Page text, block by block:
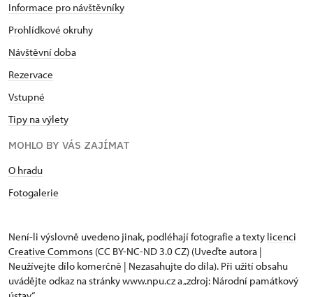
Informace pro návštěvníky
Prohlídkové okruhy
Návštěvní doba
Rezervace
Vstupné
Tipy na výlety
MOHLO BY VÁS ZAJÍMAT
O hradu
Fotogalerie
Není-li výslovně uvedeno jinak, podléhají fotografie a texty licenci
Creative Commons (CC BY-NC-ND 3.0 CZ) (Uveďte autora |
Neužívejte dílo komerčně | Nezasahujte do díla). Při užití obsahu
uvádějte odkaz na stránky www.npu.cz a „zdroj: Národní památkový